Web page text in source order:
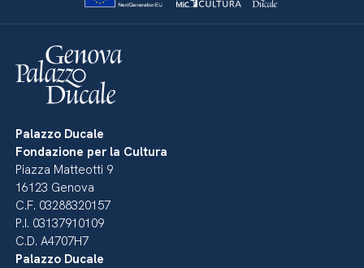
Palazzo Ducale
Fondazione per la Cultura
Piazza Matteotti 9
16123 Genova
C.F. 03288320157
P.I. 03137910109
C.D. A4707H7
Palazzo Ducale